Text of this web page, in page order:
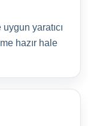
yaratıcı
hazır hale